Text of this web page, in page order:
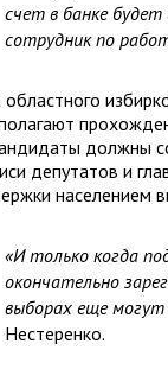
счет в банке
сотрудник по
областного
должны
депутатов и
населением
«И только когда
окончательно
выборах еще
Нестеренко.